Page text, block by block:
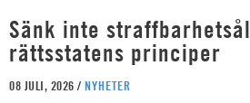
Sänk inte
rättsstatens principer
08 JULI, 2026 / NYHETER